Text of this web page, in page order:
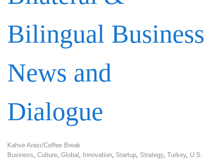
Bilingual Business
News and
Dialogue
Kahve Arası/Coffee Break
Business Culture Global Innovation Startup Strategy, Turkey, U.S.